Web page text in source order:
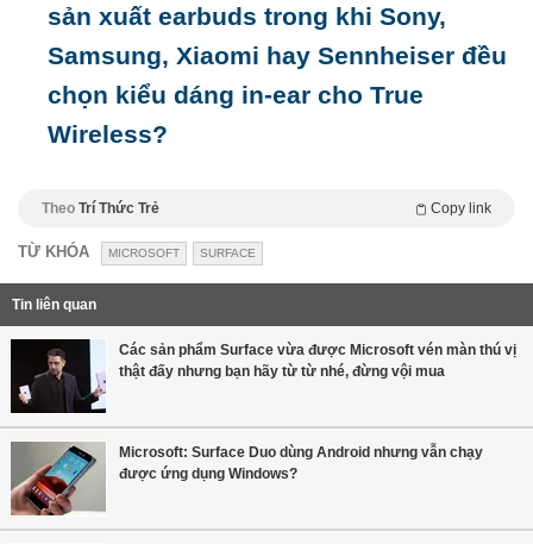
sản xuất earbuds trong khi Sony,
Samsung, Xiaomi hay Sennheiser đều
chọn kiểu dáng in-ear cho True
Wireless?
Theo Trí Thức Trẻ Copy link
TỪ KHÓA MICROSOFT SURFACE
Tin liên quan
Các sản phẩm Surface vừa được Microsoft vén màn thú vị
thật đấy nhưng bạn hãy từ từ nhé, đừng vội mua
Microsoft: Surface Duo dùng Android nhưng vẫn chạy
được ứng dụng Windows?